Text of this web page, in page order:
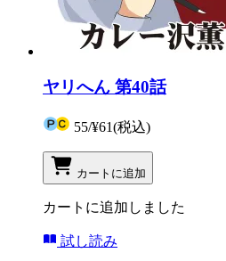
ヤリへん 第40話
55/¥61(税込)
カートに追加
カートに追加しました
試し読み